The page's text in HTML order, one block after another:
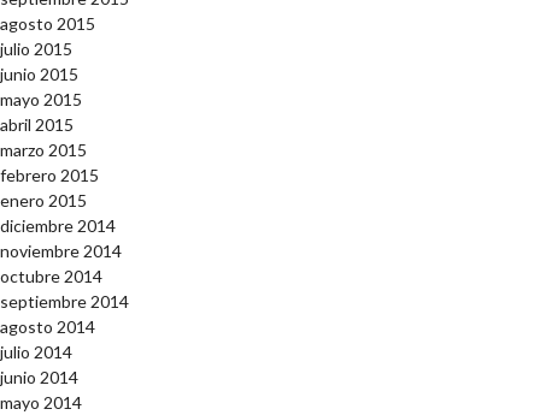
agosto 2015
julio 2015
junio 2015
mayo 2015
abril 2015
marzo 2015
febrero 2015
enero 2015
diciembre 2014
noviembre 2014
octubre 2014
septiembre 2014
agosto 2014
julio 2014
junio 2014
mayo 2014